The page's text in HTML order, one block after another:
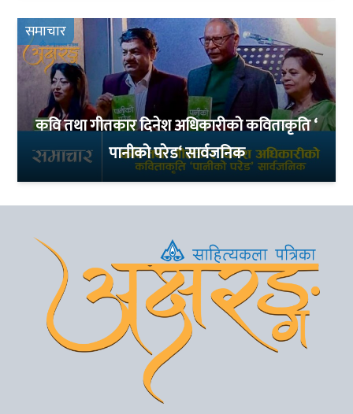
समाचार
कवि तथा गीतकार दिनेश अधिकारीको कविताकृति ‘
पानीको परेड‘ सार्वजनिक